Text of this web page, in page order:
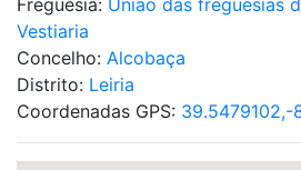
Freguesia: União das freguesias
Vestiaria
Concelho: Alcobaça
Distrito: Leiria
Coordenadas GPS: 39.5479102,-